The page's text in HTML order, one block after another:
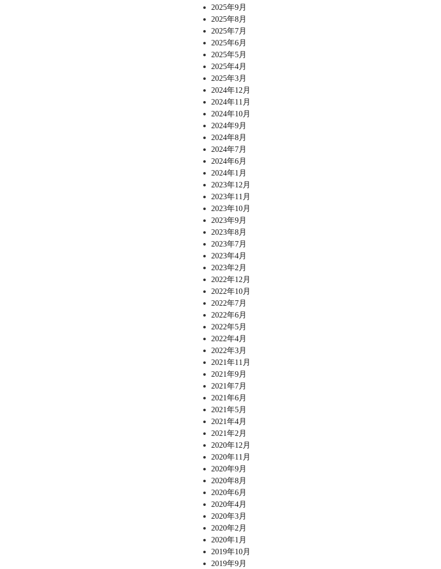
2025年9月
2025年8月
2025年7月
2025年6月
2025年5月
2025年4月
2025年3月
2024年12月
2024年11月
2024年10月
2024年9月
2024年8月
2024年7月
2024年6月
2024年1月
2023年12月
2023年11月
2023年10月
2023年9月
2023年8月
2023年7月
2023年4月
2023年2月
2022年12月
2022年10月
2022年7月
2022年6月
2022年5月
2022年4月
2022年3月
2021年11月
2021年9月
2021年7月
2021年6月
2021年5月
2021年4月
2021年2月
2020年12月
2020年11月
2020年9月
2020年8月
2020年6月
2020年4月
2020年3月
2020年2月
2020年1月
2019年10月
2019年9月